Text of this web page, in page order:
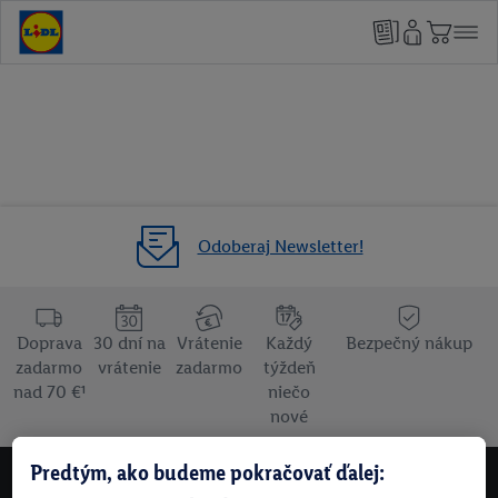
Odoberaj Newsletter!
Doprava
zadarmo
nad 70 €¹
30 dní na
vrátenie
Vrátenie
zadarmo
Každý
týždeň
niečo
nové
Bezpečný nákup
Predtým, ako budeme pokračovať ďalej: